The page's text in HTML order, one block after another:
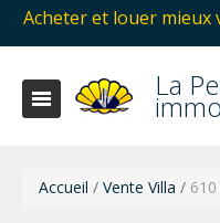
mieux votre bien
La
Accueil / Vente Villa /